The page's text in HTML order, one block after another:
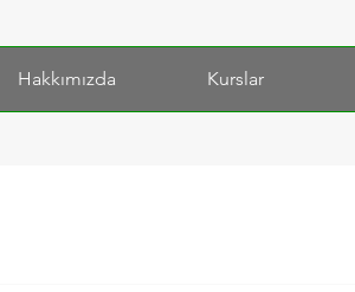
Hakkımızda Kurslar